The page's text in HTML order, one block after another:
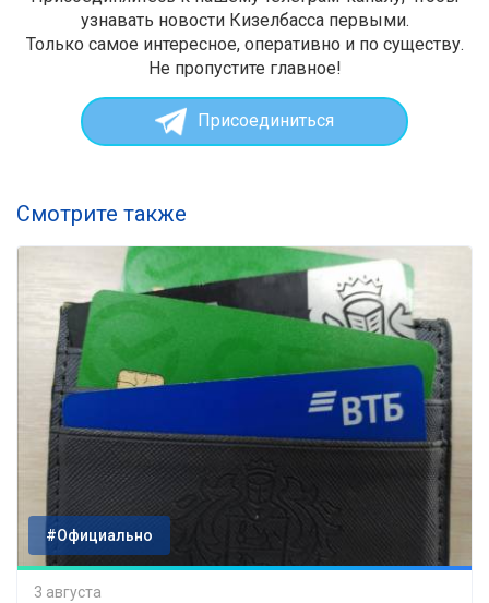
узнавать новости Кизелбасса первыми.
Только самое интересное, оперативно и по существу.
Не пропустите главное!
Присоединиться
Смотрите также
#Официально
3 августа